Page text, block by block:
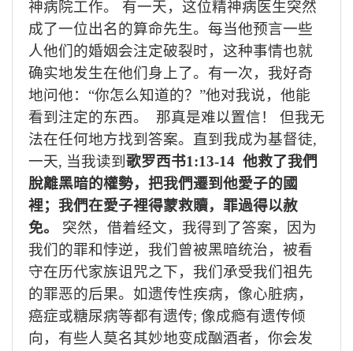
神病院工作。 有一天，这位精神病医生突然
成了一位出名的算命先生。每当他预言一些
人他们的婚姻会注定破裂时，这种事情也就
确实地发生在他们身上了。有一次，我好奇
地问他：“你怎么知道的？”他对我说，他能
看到注定的东西。 那真是难以置信！ 但我无
法在任何地方找到答案。直到我成为基督徒,
一天, 当我读到 歌罗西书1:13-14 他救了我們
脫離黑暗的權勢，把我們遷到他愛子的國
裡；我們在愛子裡得蒙救贖，罪過得以赦
免。 突然，借着经文，我得到了答案，因为
我们的罪和悖逆，我们曾被黑暗统治，被看
守在历代家族诅咒之下，我们承受我们祖先
的罪恶的后果。如遗传性疾病，像心脏病，
癌症或糖尿病等都有遗传; 像成瘾有遗传倾
向，有些人莫名其妙地变成酗酒者，你会发